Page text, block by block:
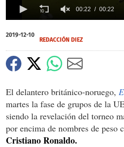
of
22
00:22 00:22
2019-12-10
REDACCIÓN DIEZ
El delantero británico-noruego,
martes la fase de grupos de la
siendo la revelación del torneo
por encima de nombres de peso
Cristiano Ronaldo.